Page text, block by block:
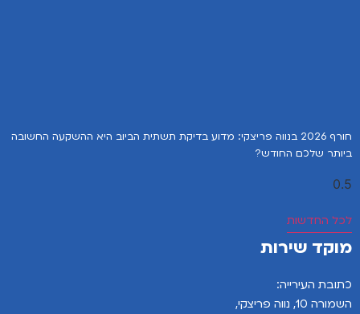
חורף 2026 בנווה פריצקי: מדוע בדיקת תשתית הביוב היא ההשקעה החשובה
ביותר שלכם החודש?
לכל החדשות
מוקד שירות
כתובת העירייה:
השמורה 10, נווה פריצקי,